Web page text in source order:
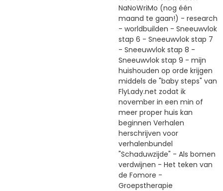
NaNoWriMo (nog één
maand te gaan!) - research
- worldbuilden - Sneeuwvlok
stap 6 - Sneeuwvlok stap 7
- Sneeuwvlok stap 8 -
Sneeuwvlok stap 9 - mijn
huishouden op orde krijgen
middels de "baby steps" van
FlyLady.net zodat ik
november in een min of
meer proper huis kan
beginnen Verhalen
herschrijven voor
verhalenbundel
"Schaduwzijde" - Als bomen
verdwijnen - Het teken van
de Fomore -
Groepstherapie